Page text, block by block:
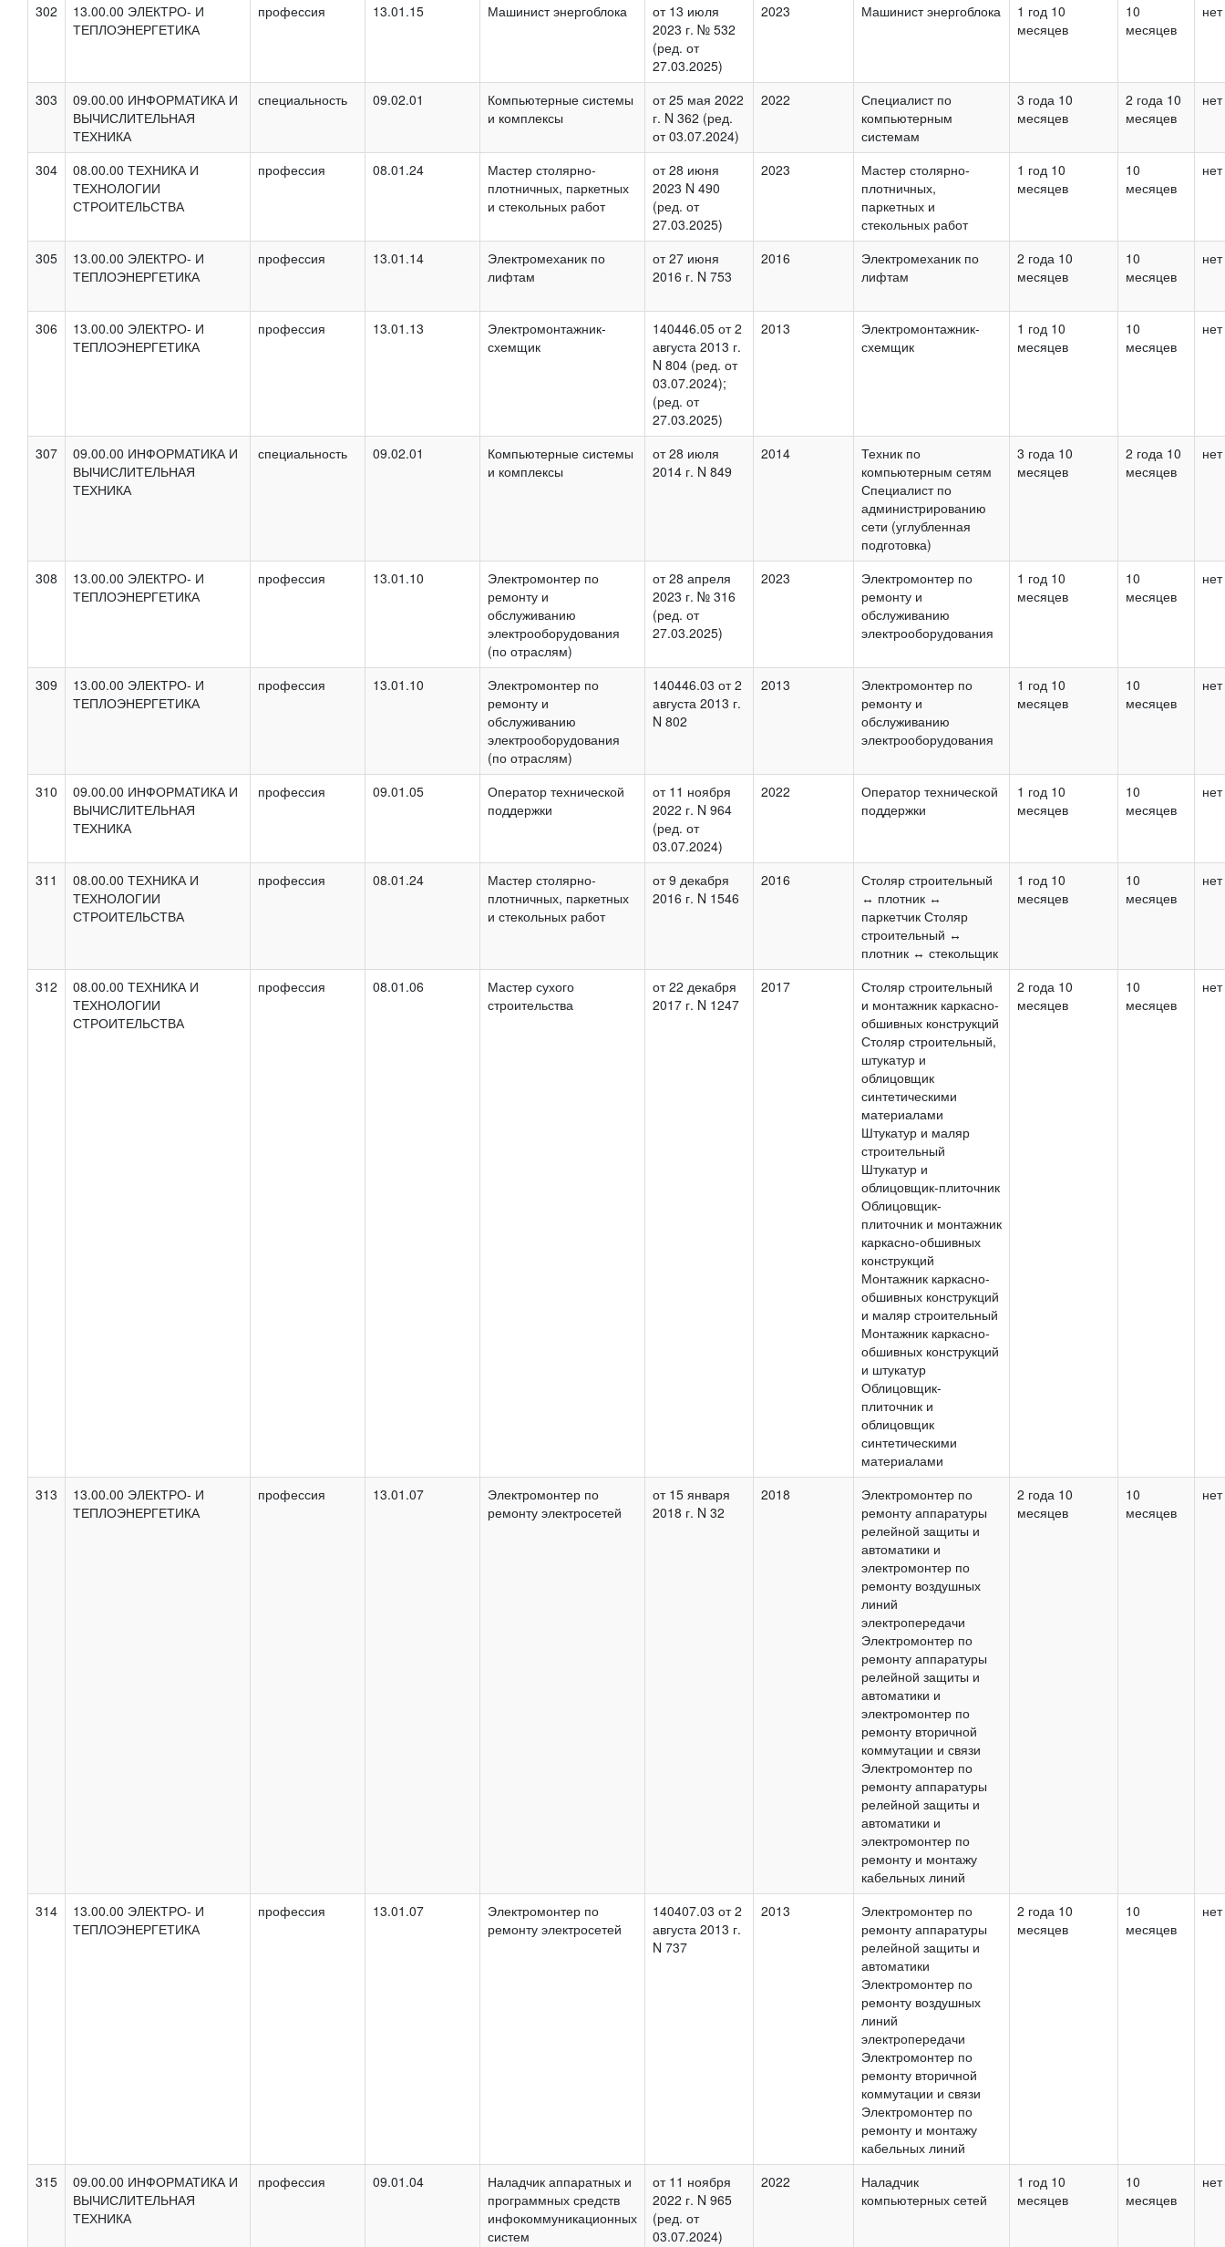
302
13.00.00 ЭЛЕКТРО- И
ТЕПЛОЭНЕРГЕТИКА
профессия 13.01.15 Машинист энергоблока
от 13 июля
2023 г. № 532
(ред. от
27.03.2025)
2023 Машинист энергоблока
1 год 10
месяцев
10
месяцев
нет
303
09.00.00 ИНФОРМАТИКА И
ВЫЧИСЛИТЕЛЬНАЯ
ТЕХНИКА
специальность 09.02.01
Компьютерные системы
и комплексы
от 25 мая 2022
г. N 362 (ред.
от 03.07.2024)
2022
Специалист по
компьютерным
системам
3 года 10
месяцев
2 года 10
месяцев
нет
304
08.00.00 ТЕХНИКА И
ТЕХНОЛОГИИ
СТРОИТЕЛЬСТВА
профессия 08.01.24
Мастер столярно-
плотничных, паркетных
и стекольных работ
от 28 июня
2023 N 490
(ред. от
27.03.2025)
2023
Мастер столярно-
плотничных,
паркетных и
стекольных работ
1 год 10
месяцев
10
месяцев
нет
305
13.00.00 ЭЛЕКТРО- И
ТЕПЛОЭНЕРГЕТИКА
профессия 13.01.14
Электромеханик по
лифтам
от 27 июня
2016 г. N 753
2016
Электромеханик по
лифтам
2 года 10
месяцев
10
месяцев
нет
306
13.00.00 ЭЛЕКТРО- И
ТЕПЛОЭНЕРГЕТИКА
профессия 13.01.13
Электромонтажник-
схемщик
140446.05 от 2
августа 2013 г.
N 804 (ред. от
03.07.2024);
(ред. от
27.03.2025)
2013
Электромонтажник-
схемщик
1 год 10
месяцев
10
месяцев
нет
307
09.00.00 ИНФОРМАТИКА И
ВЫЧИСЛИТЕЛЬНАЯ
ТЕХНИКА
специальность 09.02.01
Компьютерные системы
и комплексы
от 28 июля
2014 г. N 849
2014
Техник по
компьютерным сетям
Специалист по
администрированию
сети (углубленная
подготовка)
3 года 10
месяцев
2 года 10
месяцев
нет
308
13.00.00 ЭЛЕКТРО- И
ТЕПЛОЭНЕРГЕТИКА
профессия 13.01.10
Электромонтер по
ремонту и
обслуживанию
электрооборудования
(по отраслям)
от 28 апреля
2023 г. № 316
(ред. от
27.03.2025)
2023
Электромонтер по
ремонту и
обслуживанию
электрооборудования
1 год 10
месяцев
10
месяцев
нет
309
13.00.00 ЭЛЕКТРО- И
ТЕПЛОЭНЕРГЕТИКА
профессия 13.01.10
Электромонтер по
ремонту и
обслуживанию
электрооборудования
(по отраслям)
140446.03 от 2
августа 2013 г.
N 802
2013
Электромонтер по
ремонту и
обслуживанию
электрооборудования
1 год 10
месяцев
10
месяцев
нет
310
09.00.00 ИНФОРМАТИКА И
ВЫЧИСЛИТЕЛЬНАЯ
ТЕХНИКА
профессия 09.01.05
Оператор технической
поддержки
от 11 ноября
2022 г. N 964
(ред. от
03.07.2024)
2022
Оператор технической
поддержки
1 год 10
месяцев
10
месяцев
нет
311
08.00.00 ТЕХНИКА И
ТЕХНОЛОГИИ
СТРОИТЕЛЬСТВА
профессия 08.01.24
Мастер столярно-
плотничных, паркетных
и стекольных работ
от 9 декабря
2016 г. N 1546
2016
Столяр строительный
↔️ плотник ↔️
паркетчик Столяр
строительный ↔️
плотник ↔️ стекольщик
1 год 10
месяцев
10
месяцев
нет
312
08.00.00 ТЕХНИКА И
ТЕХНОЛОГИИ
СТРОИТЕЛЬСТВА
профессия 08.01.06
Мастер сухого
строительства
от 22 декабря
2017 г. N 1247
2017
Столяр строительный
и монтажник каркасно-
обшивных конструкций
Столяр строительный,
штукатур и
облицовщик
синтетическими
материалами
Штукатур и маляр
строительный
Штукатур и
облицовщик-плиточник
Облицовщик-
плиточник и монтажник
каркасно-обшивных
конструкций
Монтажник каркасно-
обшивных конструкций
и маляр строительный
Монтажник каркасно-
обшивных конструкций
и штукатур
Облицовщик-
плиточник и
облицовщик
синтетическими
материалами
2 года 10
месяцев
10
месяцев
нет
313
13.00.00 ЭЛЕКТРО- И
ТЕПЛОЭНЕРГЕТИКА
профессия 13.01.07
Электромонтер по
ремонту электросетей
от 15 января
2018 г. N 32
2018
Электромонтер по
ремонту аппаратуры
релейной защиты и
автоматики и
электромонтер по
ремонту воздушных
линий
электропередачи
Электромонтер по
ремонту аппаратуры
релейной защиты и
автоматики и
электромонтер по
ремонту вторичной
коммутации и связи
Электромонтер по
ремонту аппаратуры
релейной защиты и
автоматики и
электромонтер по
ремонту и монтажу
кабельных линий
2 года 10
месяцев
10
месяцев
нет
314
13.00.00 ЭЛЕКТРО- И
ТЕПЛОЭНЕРГЕТИКА
профессия 13.01.07
Электромонтер по
ремонту электросетей
140407.03 от 2
августа 2013 г.
N 737
2013
Электромонтер по
ремонту аппаратуры
релейной защиты и
автоматики
Электромонтер по
ремонту воздушных
линий
электропередачи
Электромонтер по
ремонту вторичной
коммутации и связи
Электромонтер по
ремонту и монтажу
кабельных линий
2 года 10
месяцев
10
месяцев
нет
315
09.00.00 ИНФОРМАТИКА И
ВЫЧИСЛИТЕЛЬНАЯ
ТЕХНИКА
профессия 09.01.04
Наладчик аппаратных и
программных средств
инфокоммуникационных
систем
от 11 ноября
2022 г. N 965
(ред. от
03.07.2024)
2022
Наладчик
компьютерных сетей
1 год 10
месяцев
10
месяцев
нет